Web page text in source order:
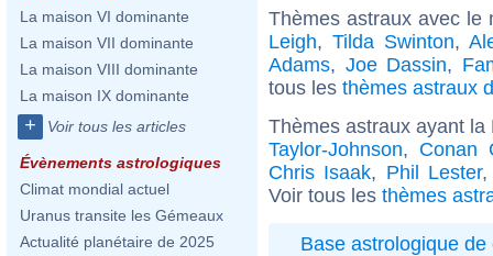
La maison VI dominante
La maison VII dominante
La maison VIII dominante
La maison IX dominante
+ Voir tous les articles
Évènements astrologiques
Climat mondial actuel
Uranus transite les Gémeaux
Actualité planétaire de 2025
Thèmes astraux avec
Leigh, Tilda Swinton,
Adams, Joe Dassin,
tous les thèmes astraux
Thèmes astraux ayant
Taylor-Johnson, Conan
Chris Isaak, Phil Lester
Voir tous les thèmes
Base astrologique de